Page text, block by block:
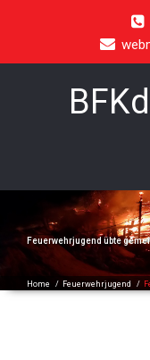
Feuerwehrjugend übte
Home / Feuerwehrjugend /